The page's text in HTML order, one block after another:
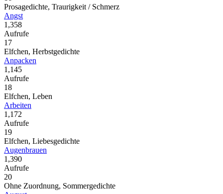
Prosagedichte, Traurigkeit / Schmerz
Angst
1,358
Aufrufe
17
Elfchen, Herbstgedichte
Anpacken
1,145
Aufrufe
18
Elfchen, Leben
Arbeiten
1,172
Aufrufe
19
Elfchen, Liebesgedichte
Augenbrauen
1,390
Aufrufe
20
Ohne Zuordnung, Sommergedichte